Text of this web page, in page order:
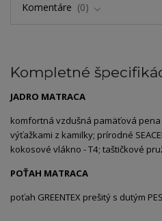
Komentáre
0
Kompletné
JADRO MATRACA
komfortná vzdušná pamäťová pena
výťažkami z kamilky; prírodné
kokosové vlákno - T4; taštičkové
POŤAH MATRACA
poťah GREENTEX prešitý s dutým